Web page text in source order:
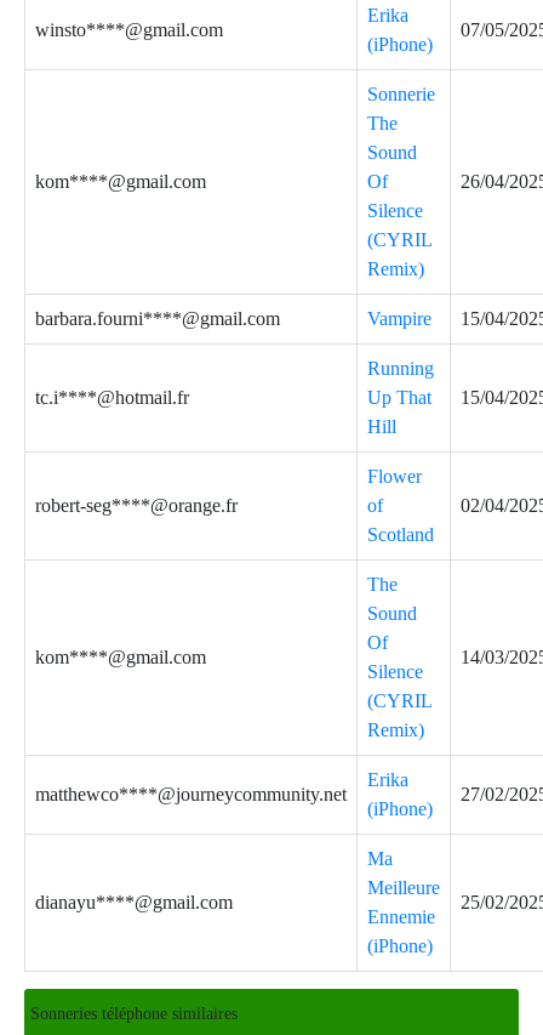
winsto****@gmail.com
Erika
(iPhone)
07/05/
kom****@gmail.com
Sonnerie
The
Sound
Of
Silence
(CYRIL
Remix)
26/04/
barbara.fourni****@gmail.com Vampire 15/04/
tc.i****@hotmail.fr
Running
Up That
Hill
15/04/
robert-seg****@orange.fr
Flower
of
Scotland
02/04/
kom****@gmail.com
The
Sound
Of
Silence
(CYRIL
Remix)
14/03/
matthewco****@journeycommunity.net
Erika
(iPhone)
27/02/
dianayu****@gmail.com
Ma
Meilleure
Ennemie
(iPhone)
25/02/
Sonneries téléphone similaires